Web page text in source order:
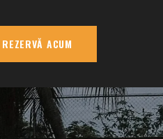
REZERVĂ ACUM